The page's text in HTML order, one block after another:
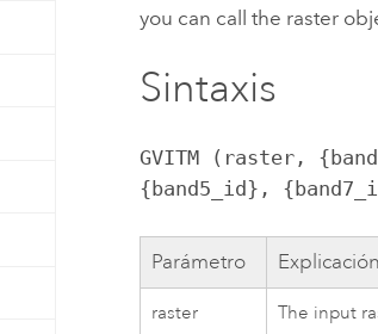
you can call the raster
Sintaxis
GVITM (raster,
{band5_id},
Parámetro Explicación
raster The input